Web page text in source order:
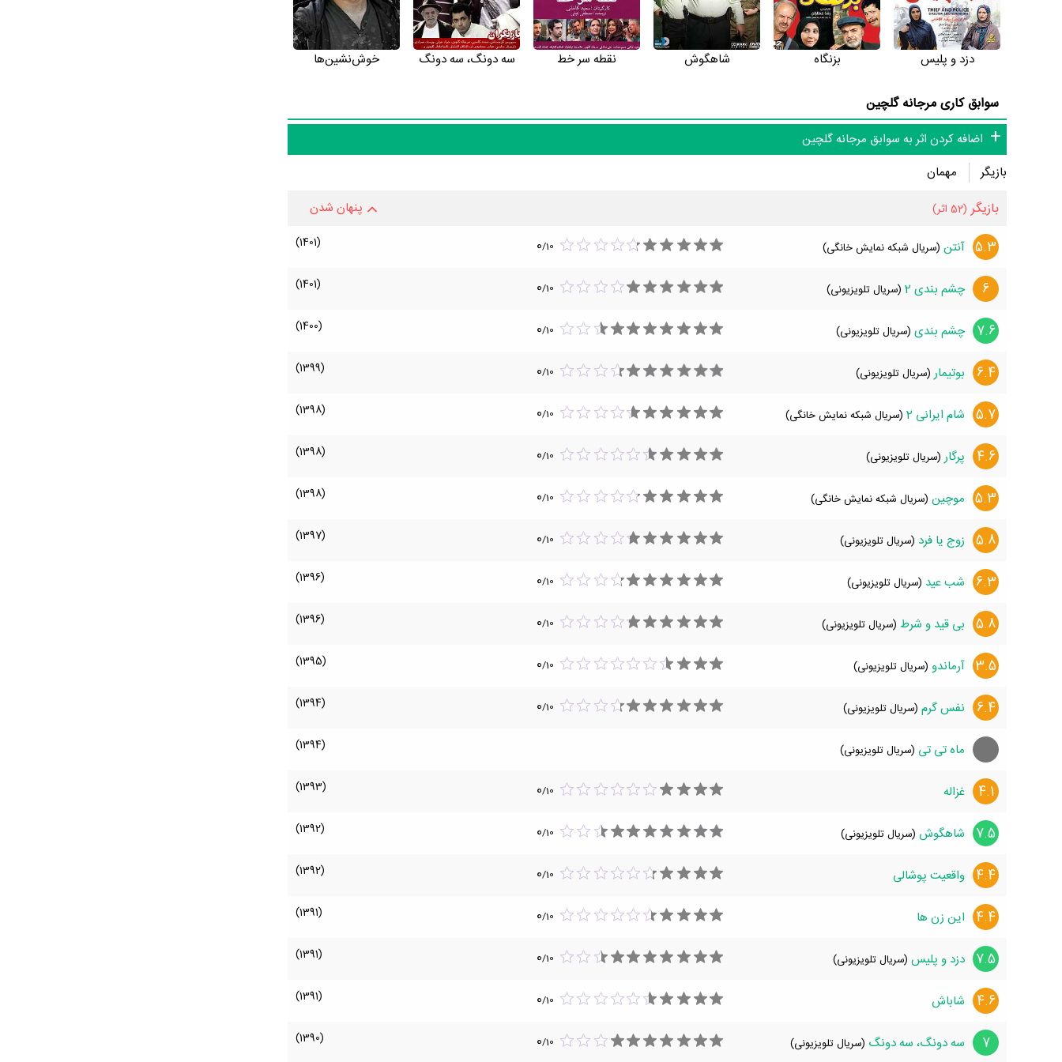
دزد و پلیس بزنگاه شاهگوش نقطه سر خط سه دونگ، سه دونگ خوش‌نشین‌ها
سوابق کاری مرجانه گلچین
اضافه کردن اثر به سوابق مرجانه گلچین
بازیگر
مهمان
بازیگر (52 اثر) پنهان شدن
5.3 آنتن (سریال شبکه نمایش خانگی) 0/10
(1401)
6 چشم بندی 2 (سریال تلویزیونی) 0/10
(1401)
7.6 چشم بندی (سریال تلویزیونی) 0/10
(1400)
6.4 بوتیمار (سریال تلویزیونی) 0/10
(1399)
5.7 شام ایرانی 2 (سریال شبکه نمایش خانگی) 0/10
(1398)
4.6 پرگار (سریال تلویزیونی) 0/10
(1398)
5.3 موچین (سریال شبکه نمایش خانگی) 0/10
(1398)
5.8 زوج یا فرد (سریال تلویزیونی) 0/10
(1397)
6.3 شب عید (سریال تلویزیونی) 0/10
(1396)
5.8 بی قید و شرط (سریال تلویزیونی) 0/10
(1396)
3.5 آرماندو (سریال تلویزیونی) 0/10
(1395)
6.4 نفس گرم (سریال تلویزیونی) 0/10
(1394)
ماه تی تی (سریال تلویزیونی) (1394)
4.1 غزاله 0/10
(1393)
7.5 شاهگوش (سریال تلویزیونی) 0/10
(1392)
4.4 واقعیت پوشالی 0/10
(1392)
4.4 این زن ها 0/10
(1391)
7.5 دزد و پلیس (سریال تلویزیونی) 0/10
(1391)
4.6 شاباش 0/10
(1391)
7 سه دونگ، سه دونگ (سریال تلویزیونی) 0/10
(1390)